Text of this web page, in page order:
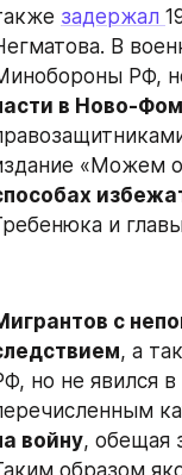
задержал
В
РФ,
в Ново-
«Можем
и
с
, а
но не явился в
войну, обещая
образом